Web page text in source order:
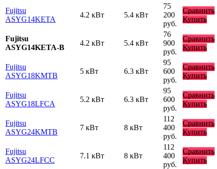
Fujitsu
ASYG14KETA
4.2 кВт 5.4 кВт
75
200
руб.
Сравнить
Купить
Fujitsu
ASYG14KETA-B
4.2 кВт 5.4 кВт
76
900
руб.
Сравнить
Купить
Fujitsu
ASYG18KMTB
5 кВт 6.3 кВт
95
600
руб.
Сравнить
Купить
Fujitsu
ASYG18LFCA
5.2 кВт 6.3 кВт
95
600
руб.
Сравнить
Купить
Fujitsu
ASYG24KMTB
7 кВт 8 кВт
112
400
руб.
Сравнить
Купить
Fujitsu
ASYG24LFCC
7.1 кВт 8 кВт
112
400
руб.
Сравнить
Купить